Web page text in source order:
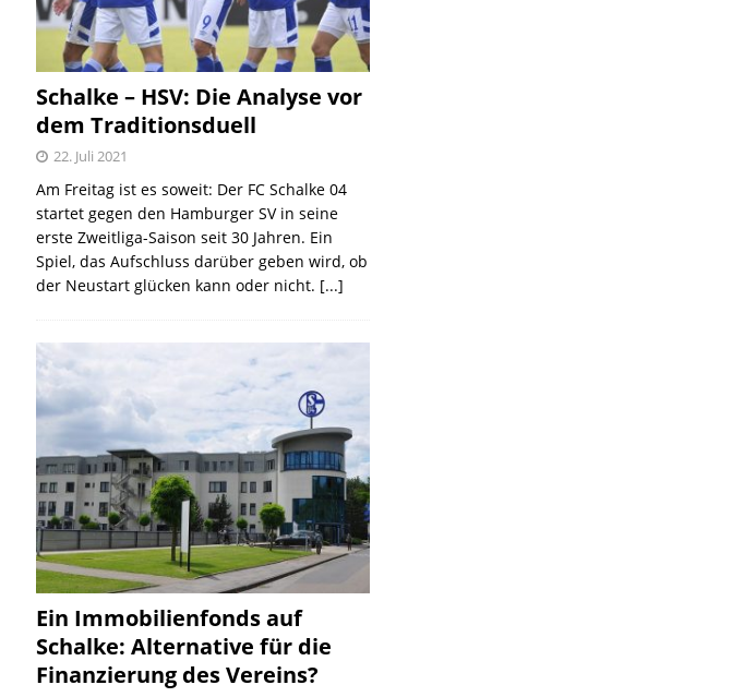
Schalke – HSV: Die Analyse vor
dem Traditionsduell
22. Juli 2021
Am Freitag ist es soweit: Der FC Schalke 04
startet gegen den Hamburger SV in seine
erste Zweitliga-Saison seit 30 Jahren. Ein
Spiel, das Aufschluss darüber geben wird, ob
der Neustart glücken kann oder nicht. [...]
Ein Immobilienfonds auf
Schalke: Alternative für die
Finanzierung des Vereins?